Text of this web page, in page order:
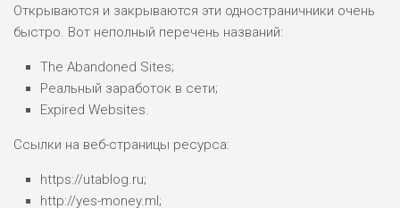
БЮДЖЕТ: ВЫСОКИЙ
ОБЗОР
РИСКИ: СРЕДНИЕ
БЮДЖЕТ: НИЗКИЙ
Открываются и закрываются эти одностраничники очень
быстро. Вот неполный перечень названий:
The Abandoned Sites;
Реальный заработок в сети;
Expired Websites.
Ссылки на веб-страницы ресурса:
https://utablog.ru;
http://yes-money.ml;